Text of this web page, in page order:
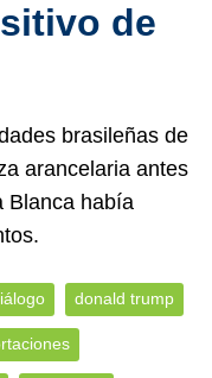
de
brasileñas de
arancelaria antes
Blanca había
donald trump